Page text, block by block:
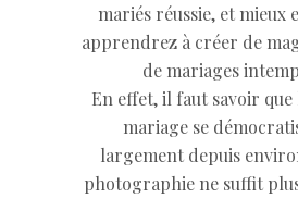
mariés réussie, et mieux
apprendrez à créer de
de mariages
En effet, il faut savoir que
mariage se
largement depuis
photographie ne suffit